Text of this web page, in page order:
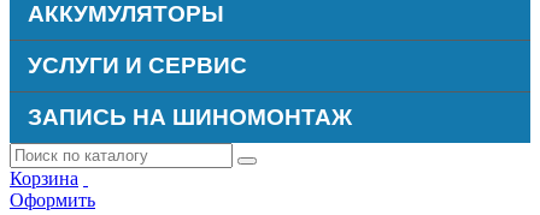
АККУМУЛЯТОРЫ
УСЛУГИ И СЕРВИС
ЗАПИСЬ НА ШИНОМОНТАЖ
Корзина
Оформить